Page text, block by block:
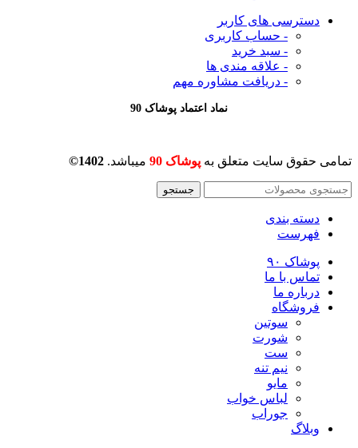
دسترسی های کاربر
- حساب کاربری
- سبد خرید
- علاقه مندی ها
- دریافت مشاوره مهم
نماد اعتماد پوشاک 90
تمامی حقوق سایت متعلق به پوشاک 90 میباشد. 1402©
جستجو
دسته بندی
فهرست
پوشاک ۹۰
تماس با ما
درباره ما
فروشگاه
سوتین
شورت
ست
نیم تنه
مایو
لباس خواب
جوراب
وبلاگ